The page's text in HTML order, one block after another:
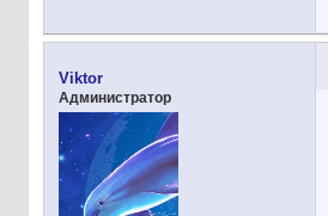
Viktor
Администратор